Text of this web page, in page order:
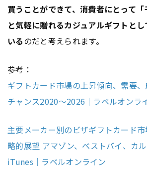
買うことができて、消費者にとって
と気軽に贈れるカジュアルギフトと
いるのだと考えられます。
参考：
ギフトカード市場の上昇傾向、需要
チャンス2020〜2026｜ラベルオンラ
主要メーカー別のビザギフトカード
略的展望 アマゾン、ベストバイ、カル
iTunes｜ラベルオンライン